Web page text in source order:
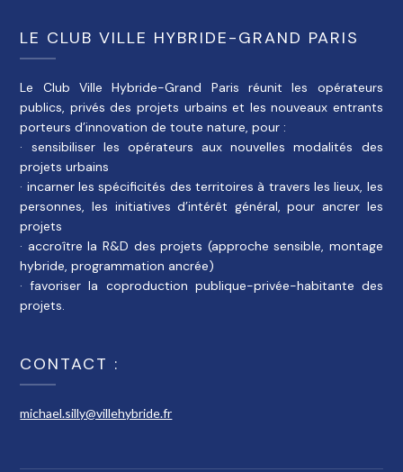
LE CLUB VILLE HYBRIDE-GRAND PARIS
Le Club Ville Hybride-Grand Paris réunit les opérateurs
publics, privés des projets urbains et les nouveaux entrants
porteurs d’innovation de toute nature, pour :
· sensibiliser les opérateurs aux nouvelles modalités des
projets urbains
· incarner les spécificités des territoires à travers les lieux, les
personnes, les initiatives d’intérêt général, pour ancrer les
projets
· accroître la R&D des projets (approche sensible, montage
hybride, programmation ancrée)
· favoriser la coproduction publique-privée-habitante des
projets.
CONTACT :
michael.silly@villehybride.fr